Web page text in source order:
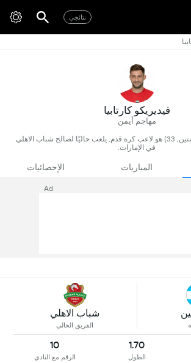
نتائجي
فيديريكو كارتابيا
مهاجم أيمن
فيديريكو كارتابيا (الأرجنتين, 33) هو لاعب كرة قدم, يلعب حاليًا لصالح شباب الاهلي
في الإمارات.
المباريات الإحصائيات
Ad
شباب الاهلي
الفريق الحالي
1.70
الطول
10
الرقم مع النادي